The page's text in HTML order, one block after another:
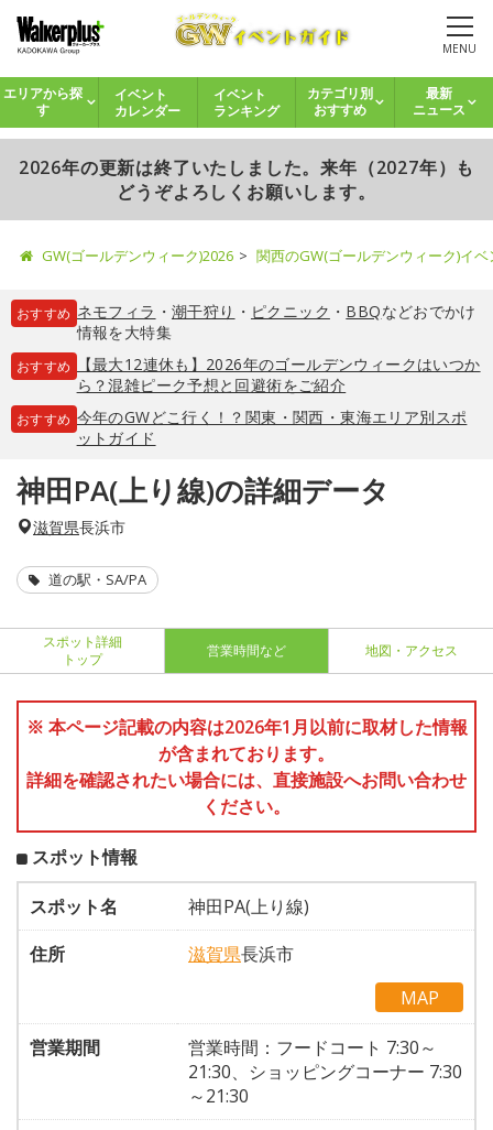
MENU
エリアから探
す
イベント
カレンダー
イベント
ランキング
カテゴリ別
おすすめ
最新
ニュース
2026年の更新は終了いたしました。来年（2027年）も
どうぞよろしくお願いします。
GW(ゴールデンウィーク)2026 関西のGW(ゴールデンウィーク)イ
おすすめ ネモフィラ ・ 潮干狩り ・ ピクニック ・ BBQなどおでかけ
情報を大特集
おすすめ
【最大12連休も】2026年のゴールデンウィークはいつか
ら？混雑ピーク予想と回避術をご紹介
おすすめ 今年のGWどこ行く！？関東・関西・東海エリア別スポ
ットガイド
神田PA(上り線)の詳細データ
滋賀県長浜市
道の駅・SA/PA
スポット詳細
トップ
営業時間など 地図・アクセス
※ 本ページ記載の内容は2026年1月以前に取材した情報
が含まれております。
詳細を確認されたい場合には、直接施設へお問い合わせ
ください。
スポット情報
スポット名
神田PA(上り線)
住所
滋賀県長浜市
MAP
営業期間
営業時間：フードコート 7:30～
21:30、ショッピングコーナー 7:30
～21:30